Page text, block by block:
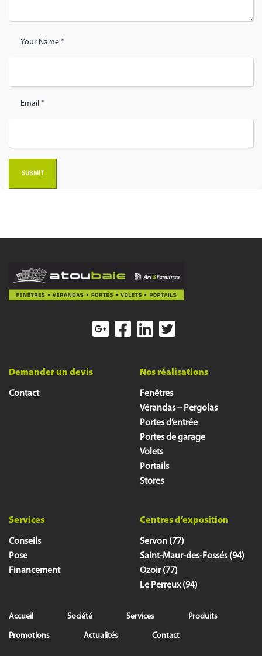
Your Name *
Email *
Demander un devis
Contact
Nos réalisations
Fenêtres
Vérandas – Pergolas
Portes d’entrée
Portes de garage
Volets
Portails
Stores
Services
Conseils
Pose
Financement
Centres d’exposition
Servon (77)
Saint-Maur-des-Fossés (94)
Ozoir (77)
Le Perreux (94)
Accueil Société Services Produits
Promotions Actualités Contact